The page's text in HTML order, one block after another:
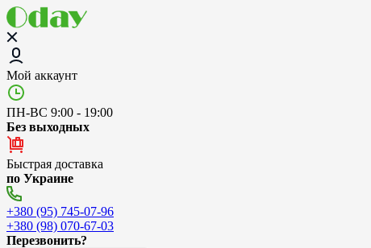
Мой аккаунт
ПН-ВС 9:00 - 19:00
Без выходных
Быстрая доставка
по Украине
+380 (95) 745-07-96
+380 (98) 070-67-03
Перезвонить?